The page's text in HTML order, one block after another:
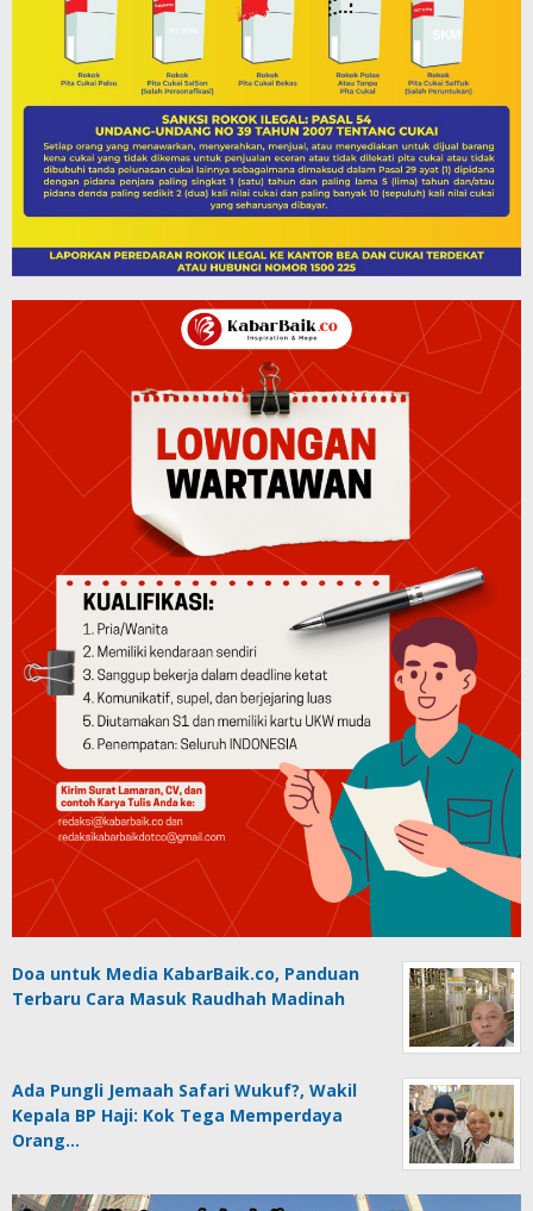
Doa untuk Media KabarBaik.co, Panduan
Terbaru Cara Masuk Raudhah Madinah
Ada Pungli Jemaah Safari Wukuf?, Wakil
Kepala BP Haji: Kok Tega Memperdaya
Orang…